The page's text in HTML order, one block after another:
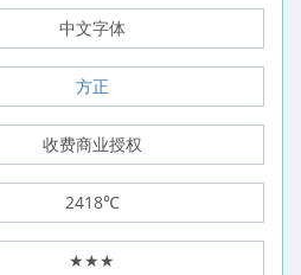
中文字体
方正
收费商业授权
2418℃
★★★